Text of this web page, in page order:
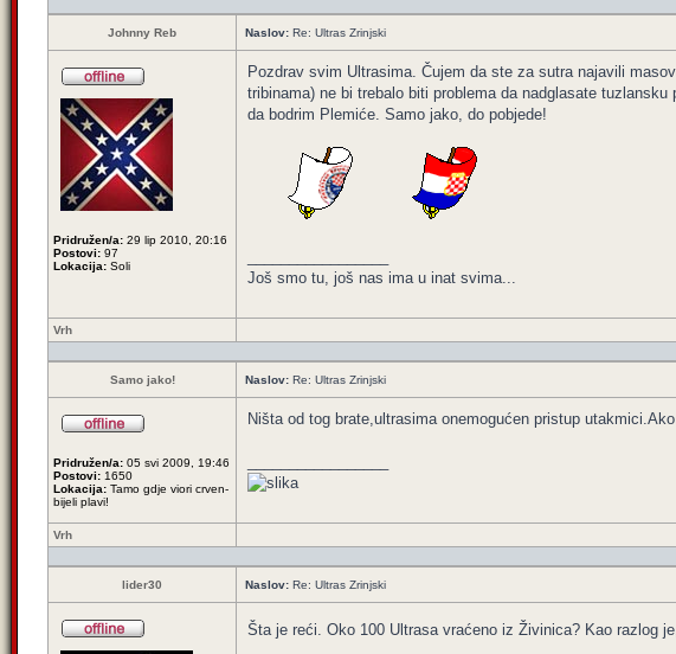
Johnny Reb Naslov: Re: Ultras Zrinjski
Pridružen/a: 29 lip 2010, 20:16
Postovi: 97
Lokacija: Soli
Pozdrav svim Ultrasima. Čujem da ste za sutra najavili
tribinama) ne bi trebalo biti problema da nadglasate
da bodrim Plemiće. Samo jako, do pobjede!
Još smo tu, još nas ima u inat svima...
Vrh
Samo jako! Naslov: Re: Ultras Zrinjski
Pridružen/a: 05 svi 2009, 19:46
Postovi: 1650
Lokacija: Tamo gdje viori crven-
bijeli plavi!
Ništa od tog brate,ultrasima onemogućen pristup
Vrh
lider30 Naslov: Re: Ultras Zrinjski
Šta je reći. Oko 100 Ultrasa vraćeno iz Živinica? Kao razlog